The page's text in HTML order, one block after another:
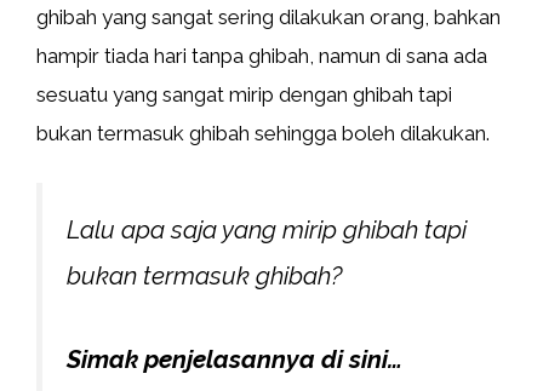
ghibah yang sangat sering dilakukan orang, bahkan
hampir tiada hari tanpa ghibah, namun di sana ada
sesuatu yang sangat mirip dengan ghibah tapi
bukan termasuk ghibah sehingga boleh dilakukan.
Lalu apa saja yang mirip ghibah tapi
bukan termasuk ghibah?
Simak penjelasannya di sini…